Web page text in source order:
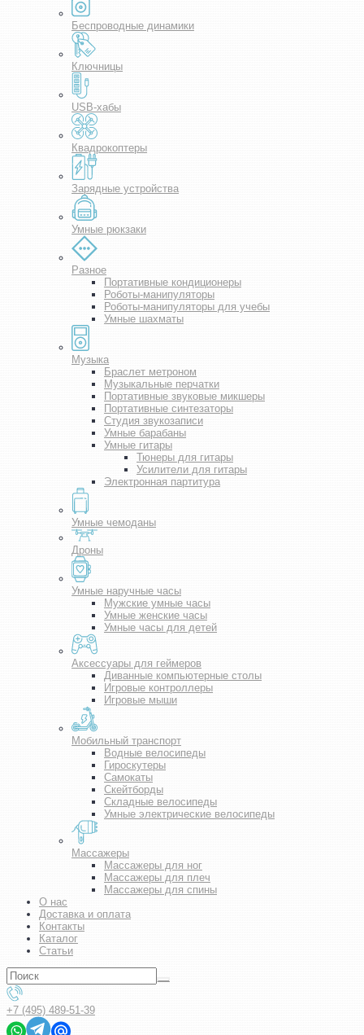
Беспроводные динамики
Ключницы
USB-хабы
Квадрокоптеры
Зарядные устройства
Умные рюкзаки
Разное
Портативные кондиционеры
Роботы-манипуляторы
Роботы-манипуляторы для учебы
Умные шахматы
Музыка
Браслет метроном
Музыкальные перчатки
Портативные звуковые микшеры
Портативные синтезаторы
Студия звукозаписи
Умные барабаны
Умные гитары
Тюнеры для гитары
Усилители для гитары
Электронная партитура
Умные чемоданы
Дроны
Умные наручные часы
Мужские умные часы
Умные женские часы
Умные часы для детей
Аксессуары для геймеров
Диванные компьютерные столы
Игровые контроллеры
Игровые мыши
Мобильный транспорт
Водные велосипеды
Гироскутеры
Самокаты
Скейтборды
Складные велосипеды
Умные электрические велосипеды
Массажеры
Массажеры для ног
Массажеры для плеч
Массажеры для спины
О нас
Доставка и оплата
Контакты
Каталог
Статьи
+7 (495) 489-51-39